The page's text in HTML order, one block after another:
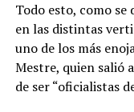
Todo esto, como se
en las distintas
uno de los más
Mestre, quien salió
de ser “oficialistas